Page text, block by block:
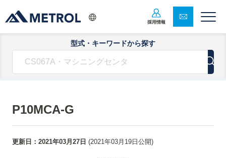
採用情報
型式・キーワードから探す
P10MCA-G
更新日： 2021年03月27日 (2021年03月19日 公開)